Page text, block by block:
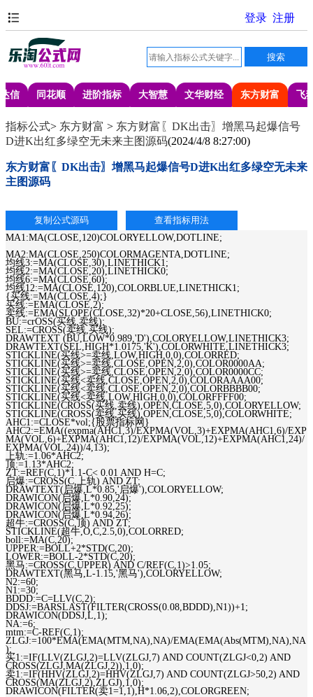
信 同花顺 进阶指标 大智慧 文华财经 东方财富 飞
指标公式> 东方财富 > 东方财富〖DK出击〗增黑马起爆信号
D进K出红多绿空无未来主图源码(2024/4/8 8:27:00)
东方财富〖DK出击〗增黑马起爆信号D进K出红多绿空无未来
主图源码
MA1:MA(CLOSE,120)COLORYELLOW,DOTLINE;
MA2:MA(CLOSE,250)COLORMAGENTA,DOTLINE;
均线3:=MA(CLOSE,30),LINETHICK1;
均线2:=MA(CLOSE,20),LINETHICK0;
均线6:=MA(CLOSE,60);
均线12:=MA(CLOSE,120),COLORBLUE,LINETHICK1;
{买线:=MA(CLOSE,4);}
买线:=EMA(CLOSE,2);
卖线:=EMA(SLOPE(CLOSE,32)*20+CLOSE,56),LINETHICK0;
BU:=crOSS(买线,卖线);
SEL:=CROSS(卖线,买线);
DRAWTEXT (BU,LOW*0.989,'D'),COLORYELLOW,LINETHICK3;
DRAWTEXT(SEL,HIGH*1.0175,'K'),COLORWHITE,LINETHICK3;
STICKLINE(买线>=卖线,LOW,HIGH,0,0),COLORRED;
STICKLINE(买线>=卖线,CLOSE,OPEN,2,0),COLOR0000AA;
STICKLINE(买线>=卖线,CLOSE,OPEN,2,0),COLOR0000CC;
STICKLINE(买线<卖线,CLOSE,OPEN,2,0),COLORAAAA00;
STICKLINE(买线<卖线,CLOSE,OPEN,2,0),COLORBBBB00;
STICKLINE(买线<卖线,LOW,HIGH,0,0),COLORFFFF00;
STICKLINE(CROSS(买线,卖线),OPEN,CLOSE,5,0),COLORYELLOW;
STICKLINE(CROSS(卖线,买线),OPEN,CLOSE,5,0),COLORWHITE;
AHC1:=CLOSE*vol;{股票指标网}
AHC2:=EMA((expma(AHC1,3)/EXPMA(VOL,3)+EXPMA(AHC1,6)/EXP
MA(VOL,6)+EXPMA(AHC1,12)/EXPMA(VOL,12)+EXPMA(AHC1,24)/
EXPMA(VOL,24))/4,13);
上轨:=1.06*AHC2;
顶:=1.13*AHC2;
ZT:=REF(C,1)*1.1-C< 0.01 AND H=C;
启爆:=CROSS(C,上轨) AND ZT;
DRAWTEXT(启爆,L*0.85,'启爆'),COLORYELLOW;
DRAWICON(启爆,L*0.90,24);
DRAWICON(启爆,L*0.92,25);
DRAWICON(启爆,L*0.94,26);
超牛:=CROSS(C,顶) AND ZT;
STICKLINE(超牛,O,C,2.5,0),COLORRED;
boll:=MA(C,20);
UPPER:=BOLL+2*STD(C,20);
LOWER:=BOLL-2*STD(C,20);
黑马:=CROSS(C,UPPER) AND C/REF(C,1)>1.05;
DRAWTEXT(黑马,L-1.15,'黑马'),COLORYELLOW;
N2:=60;
N1:=30;
BDDD:=C=LLV(C,2);
DDSJ:=BARSLAST(FILTER(CROSS(0.08,BDDD),N1))+1;
DRAWICON(DDSJ,L,1);
NA:=6;
mtm:=C-REF(C,1);
ZLGJ:=100*EMA(EMA(MTM,NA),NA)/EMA(EMA(Abs(MTM),NA),NA
);
买1:=IF(LLV(ZLGJ,2)=LLV(ZLGJ,7) AND COUNT(ZLGJ<0,2) AND
CROSS(ZLGJ,MA(ZLGJ,2)),1,0);
卖1:=IF(HHV(ZLGJ,2)=HHV(ZLGJ,7) AND COUNT(ZLGJ>50,2) AND
CROSS(MA(ZLGJ,2),ZLGJ),1,0);
DRAWICON(FILTER(卖1=1,1),H*1.06,2),COLORGREEN;